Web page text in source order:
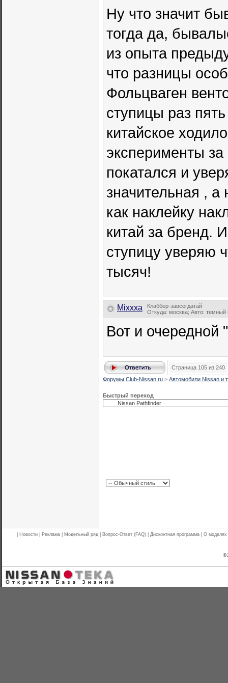
Ну что значит
тогда да,
из опыта
что разницы
Фольцваген
ступицы раз
китайское
эксперименты
покатался и
значительная , а
как наклейку
китай за бренд.
ступицу уверяю
тысяч!
Mixxxa
Клаббер-завсегдатай
Откуда: москва; Авто: темный
Вот и очередной
Страница 105 из 240
Форумы Club-Nissan.ru > Автомобили Nissan и
Быстрый переход
Новости Реклама Модельный ряд Вопрос-Ответ (FAQ) Дисконтная программа О моделях
©